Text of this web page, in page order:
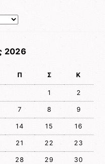
2026
Π Σ Κ
1 2
7 8 9
14 15 16
21 22 23
28 29 30